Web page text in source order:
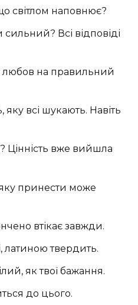
світлом наповнює?
Всі відповіді
любов на правильний
яку всі шукають. Навіть
Цінність вже вийшла
яку принести може
втікає завжди.
латиною твердить.
як твої бажання.
до цього.